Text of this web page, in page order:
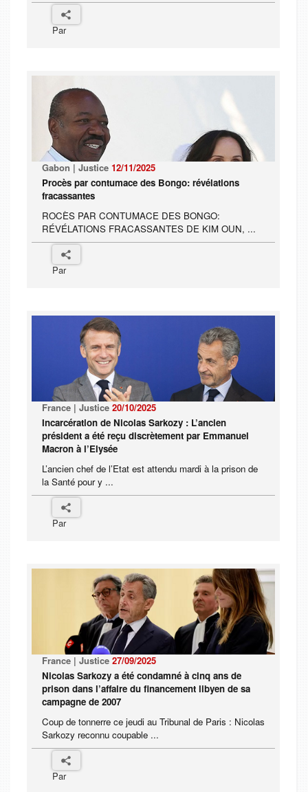
Par
Gabon | Justice 12/11/2025
Procès par contumace des Bongo: révélations
fracassantes
ROCÈS PAR CONTUMACE DES BONGO:
RÉVÉLATIONS FRACASSANTES DE KIM OUN, ...
Par
France | Justice 20/10/2025
Incarcération de Nicolas Sarkozy : L’ancien
président a été reçu discrètement par Emmanuel
Macron à l’Elysée
L’ancien chef de l’Etat est attendu mardi à la prison de
la Santé pour y ...
Par
France | Justice 27/09/2025
Nicolas Sarkozy a été condamné à cinq ans de
prison dans l’affaire du financement libyen de sa
campagne de 2007
Coup de tonnerre ce jeudi au Tribunal de Paris : Nicolas
Sarkozy reconnu coupable ...
Par